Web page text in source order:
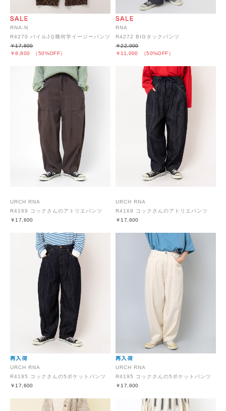
RNA-N
R4270 パイルJＱ幾何学イージーパンツ
￥8,800 （50%OFF）
￥17,600
RNA
R4272 BIGタックパンツ
￥11,000 （50%OFF）
￥22,000
URCH RNA
R4169 コックさんのアトリエパンツ
￥17,600
URCH RNA
R4169 コックさんのアトリエパンツ
￥17,600
URCH RNA
R4195 コックさんの5ポケットパンツ
￥17,600
URCH RNA
R4195 コックさんの5ポケットパンツ
￥17,600